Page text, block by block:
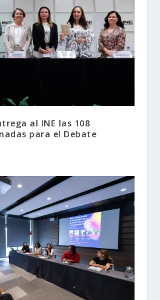
al INE las 108
para el Debate